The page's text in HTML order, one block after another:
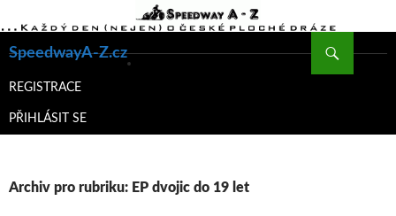
SpeedwayA-Z.cz
K
WEBU
REGISTRACE
PŘIHLÁSIT SE
Archiv pro rubriku: EP dvojic do 19 let